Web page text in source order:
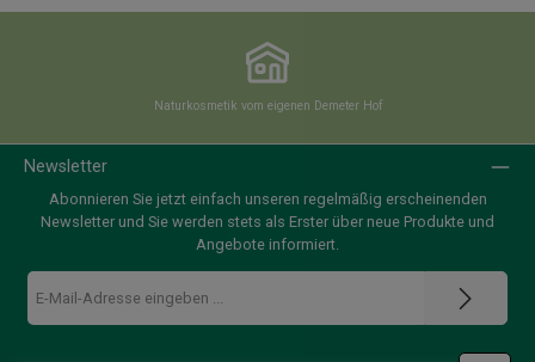
Naturkosmetik vom eigenen Demeter Hof
Newsletter
Abonnieren Sie jetzt einfach unseren regelmäßig erscheinenden
Newsletter und Sie werden stets als Erster über neue Produkte und
Angebote informiert.
E-
Mail-
Adresse